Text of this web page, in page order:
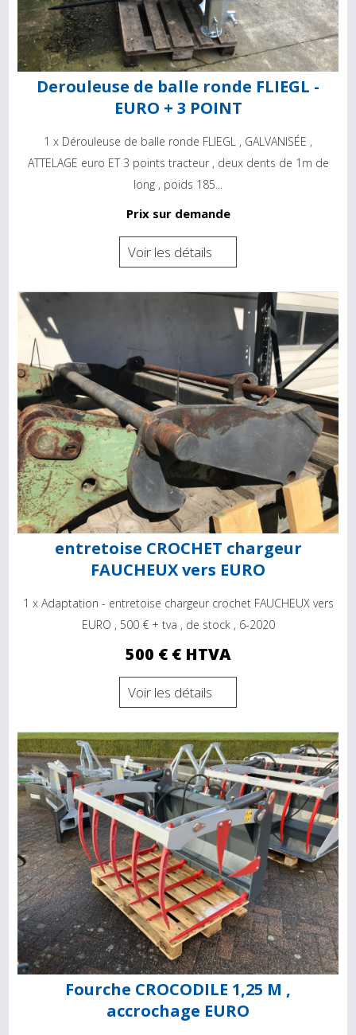
Derouleuse de balle ronde FLIEGL -
EURO + 3 POINT
1 x Dérouleuse de balle ronde FLIEGL , GALVANISÉE ,
ATTELAGE euro ET 3 points tracteur , deux dents de 1m de
long , poids 185...
Prix sur demande
Voir les détails
entretoise CROCHET chargeur
FAUCHEUX vers EURO
1 x Adaptation - entretoise chargeur crochet FAUCHEUX vers
EURO , 500 € + tva , de stock , 6-2020
500 € € HTVA
Voir les détails
Fourche CROCODILE 1,25 M ,
accrochage EURO